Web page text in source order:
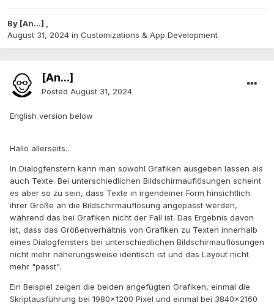
By [An...] ,
August 31, 2024 in Customizations & App Development
[An...]
Posted August 31, 2024
English version below
Hallo allerseits...
In Dialogfenstern kann man sowohl Grafiken ausgeben lassen als
auch Texte. Bei unterschiedlichen Bildschirmauflösungen scheint
es aber so zu sein, dass Texte in irgendeiner Form hinsichtlich
ihrer Größe an die Bildschirmauflösung angepasst werden,
während das bei Grafiken nicht der Fall ist. Das Ergebnis davon
ist, dass das Größenverhältnis von Grafiken zu Texten innerhalb
eines Dialogfensters bei unterschiedlichen Bildschirmauflösungen
nicht mehr näherungsweise identisch ist und das Layout nicht
mehr "passt".
Ein Beispiel zeigen die beiden angefügten Grafiken, einmal die
Skriptausführung bei 1980x1200 Pixel und einmal bei 3840x2160